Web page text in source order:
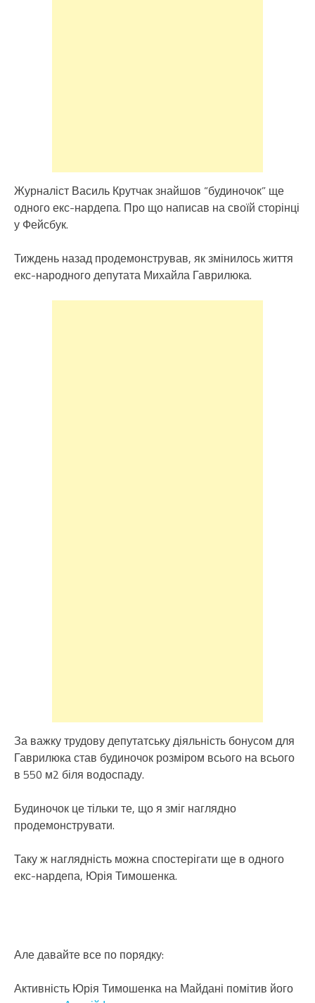
Журналіст Василь Крутчак знайшов “будиночок” ще
одного екс-нардепа. Про що написав на своїй сторінці
у Фейсбук.
Тиждень назад продемонстрував, як змінилось життя
екс-народного депутата Михайла Гаврилюка.
За важку трудову депутатську діяльність бонусом для
Гаврилюка став будиночок розміром всього на всього
в 550 м2 біля водоспаду.
Будиночок це тільки те, що я зміг наглядно
продемонструвати.
Таку ж наглядність можна спостерігати ще в одного
екс-нардепа, Юрія Тимошенка.
Але давайте все по порядку:
Активність Юрія Тимошенка на Майдані помітив його